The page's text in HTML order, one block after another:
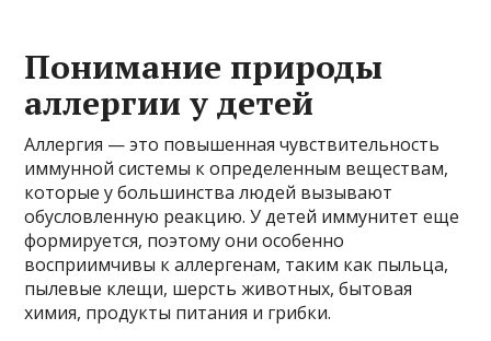
Понимание природы
аллергии у детей
Аллергия — это повышенная чувствительность
иммунной системы к определенным веществам,
которые у большинства людей вызывают
обусловленную реакцию. У детей иммунитет еще
формируется, поэтому они особенно
восприимчивы к аллергенам, таким как пыльца,
пылевые клещи, шерсть животных, бытовая
химия, продукты питания и грибки.